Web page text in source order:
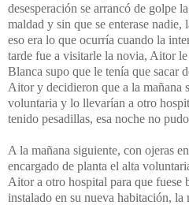
desesperación se arrancó de golpe
maldad y sin que se enterase
eso era lo que ocurría cuando la
tarde fue a visitarle la novia, Aitor
Blanca supo que le tenía que sacar
Aitor y decidieron que a la mañana
voluntaria y lo llevarían a otro
tenido pesadillas, esa noche no
A la mañana siguiente, con ojeras
encargado de planta el alta
Aitor a otro hospital para que fuese
instalado en su nueva habitación,